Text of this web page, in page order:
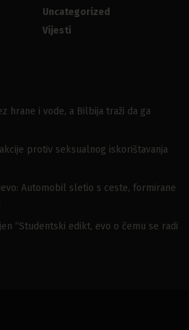
Uncategorized
Vijesti
hrane i vode, a Bilbija traži da ga
protiv seksualnog iskorištavanja
Automobil sletio s ceste, formirane
“Studentski edikt, evo o čemu se radi